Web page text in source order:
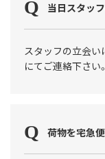
当日スタッ
スタッフの立会い
にてご連絡下さい。
荷物を宅急